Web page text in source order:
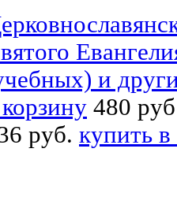
и
480
руб. купить